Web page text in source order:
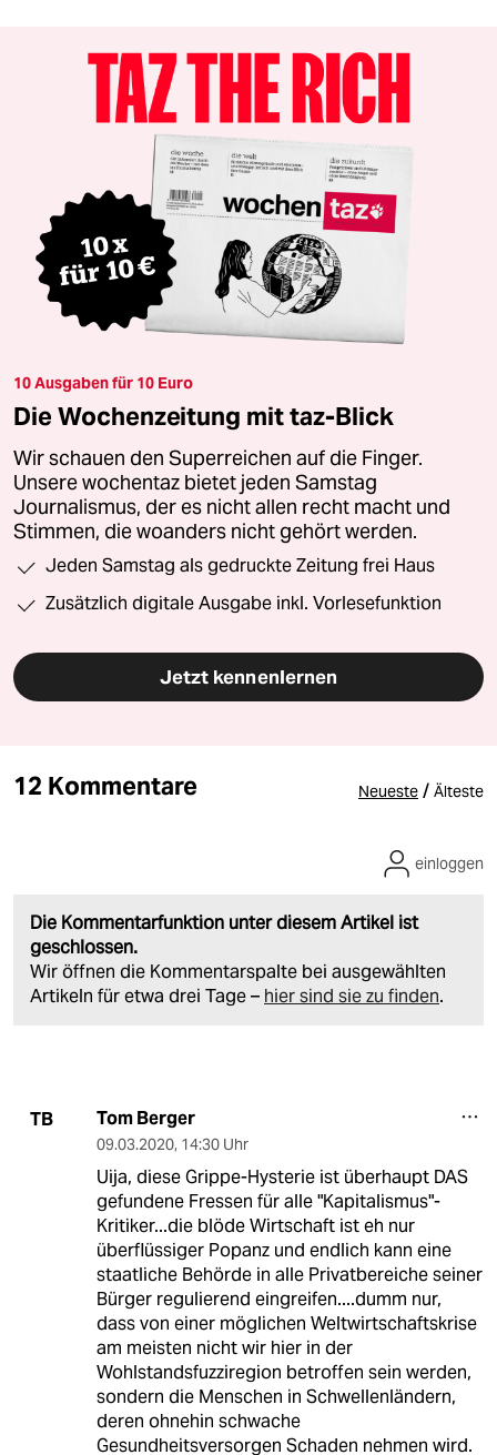
10 Ausgaben für 10 Euro
Die Wochenzeitung mit taz-Blick
Wir schauen den Superreichen auf die Finger.
Unsere wochentaz bietet jeden Samstag
Journalismus, der es nicht allen recht macht und
Stimmen, die woanders nicht gehört werden.
Jeden Samstag als gedruckte Zeitung frei Haus
Zusätzlich digitale Ausgabe inkl. Vorlesefunktion
Jetzt kennenlernen
12 Kommentare Neueste / Älteste
Die Kommentarfunktion unter diesem Artikel ist
geschlossen.
Wir öffnen die Kommentarspalte bei ausgewählten
Artikeln für etwa drei Tage – hier sind sie zu finden.
einloggen
TB Tom Berger
09.03.2020, 14:30 Uhr
Uija, diese Grippe-Hysterie ist überhaupt DAS
gefundene Fressen für alle "Kapitalismus"-
Kritiker...die blöde Wirtschaft ist eh nur
überflüssiger Popanz und endlich kann eine
staatliche Behörde in alle Privatbereiche seiner
Bürger regulierend eingreifen....dumm nur,
dass von einer möglichen Weltwirtschaftskrise
am meisten nicht wir hier in der
Wohlstandsfuzziregion betroffen sein werden,
sondern die Menschen in Schwellenländern,
deren ohnehin schwache
Gesundheitsversorgen Schaden nehmen wird.